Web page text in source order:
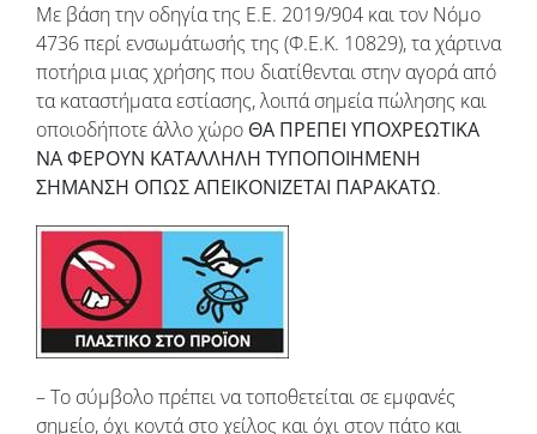
Με βάση την οδηγία της Ε.Ε. 2019/904 και τον Νόμο
4736 περί ενσωμάτωσής της (Φ.Ε.Κ. 10829), τα χάρτινα
ποτήρια μιας χρήσης που διατίθενται στην αγορά από
τα καταστήματα εστίασης, λοιπά σημεία πώλησης και
οποιοδήποτε άλλο χώρο ΘΑ ΠΡΕΠΕΙ ΥΠΟΧΡΕΩΤΙΚΑ
ΝΑ ΦΕΡΟΥΝ ΚΑΤΑΛΛΗΛΗ ΤΥΠΟΠΟΙΗΜΕΝΗ
ΣΗΜΑΝΣΗ ΟΠΩΣ ΑΠΕΙΚΟΝΙΖΕΤΑΙ ΠΑΡΑΚΑΤΩ.
– Το σύμβολο πρέπει να τοποθετείται σε εμφανές
σημείο, όχι κοντά στο χείλος και όχι στον πάτο και